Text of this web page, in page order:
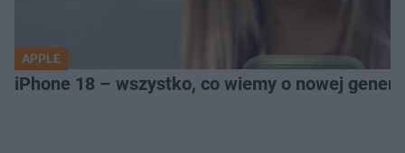
APPLE
iPhone 18 – wszystko, co wiemy o nowej